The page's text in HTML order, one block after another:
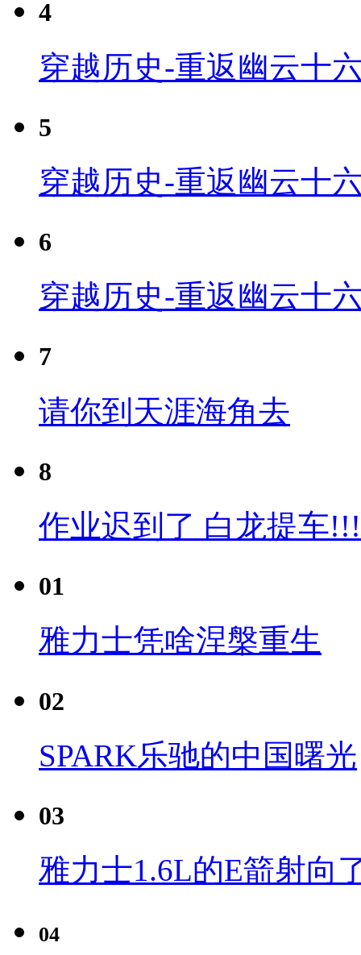
4
穿越历史-重返幽云十
5
穿越历史-重返幽云十
6
穿越历史-重返幽云十
7
请你到天涯海角去
8
作业迟到了 白龙提车
01
雅力士凭啥涅槃重生
02
SPARK乐驰的中国曙光
03
雅力士1.6L的E箭射向
04